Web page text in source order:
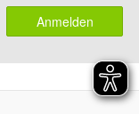
Anmelden